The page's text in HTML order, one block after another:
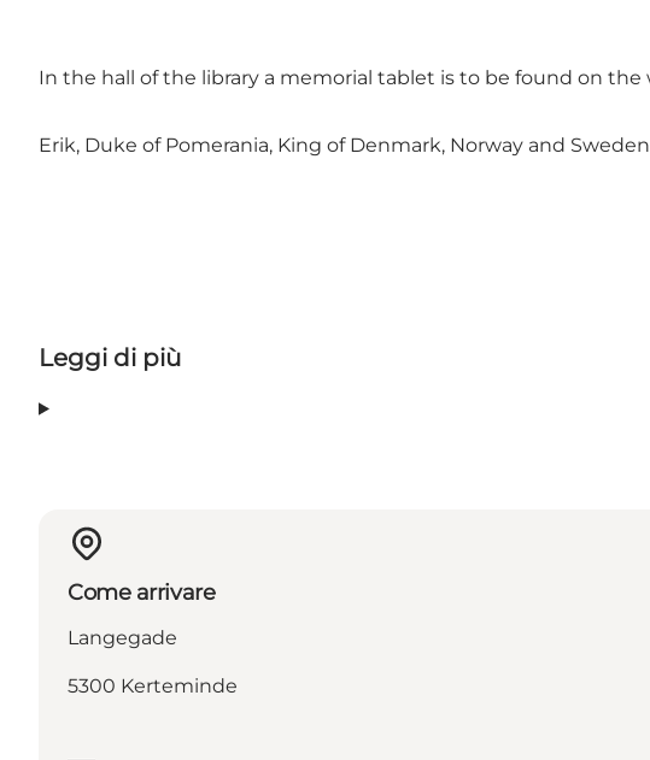
In the hall of the library a memorial tablet is to be found on
Erik, Duke of Pomerania, King of Denmark, Norway and
Leggi di più
Come arrivare
Langegade
5300 Kerteminde